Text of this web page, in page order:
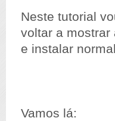
Neste tutorial
voltar a
e instalar
Vamos lá: